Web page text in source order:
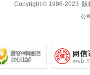
Copyright © 1998-2023
公